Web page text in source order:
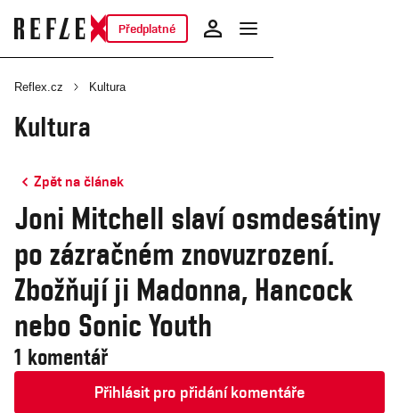
Předplatné
Reflex.cz Kultura
Kultura
Zpět na článek
Joni Mitchell slaví osmdesátiny
po zázračném znovuzrození.
Zbožňují ji Madonna, Hancock
nebo Sonic Youth
1 komentář
Přihlásit pro přidání komentáře